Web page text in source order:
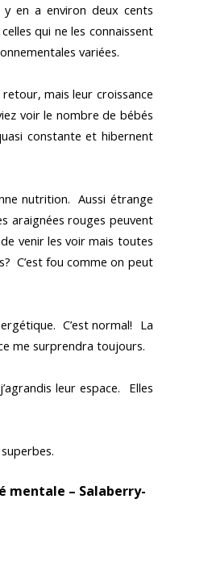
y en a environ deux cents
qui ne les connaissent
variées.
retour, mais leur croissance
voir le nombre de bébés
constante et hibernent
nutrition. Aussi étrange
araignées rouges peuvent
venir les voir mais toutes
C’est fou comme on peut
C’est normal! La
me surprendra toujours.
leur espace. Elles
mentale – Salaberry-